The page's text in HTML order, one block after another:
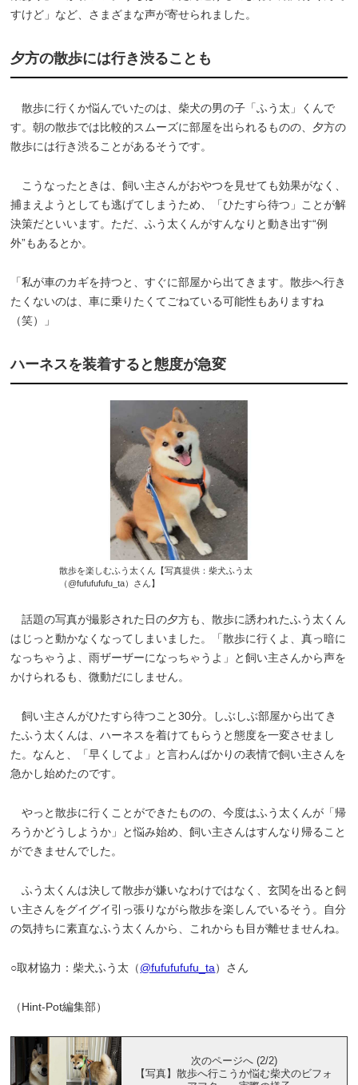
すけど」など、さまざまな声が寄せられました。
夕方の散歩には行き渋ることも
散歩に行くか悩んでいたのは、柴犬の男の子「ふう太」くんで
す。朝の散歩では比較的スムーズに部屋を出られるものの、夕方の
散歩には行き渋ることがあるそうです。
こうなったときは、飼い主さんがおやつを見せても効果がなく、
捕まえようとしても逃げてしまうため、「ひたすら待つ」ことが解
決策だといいます。ただ、ふう太くんがすんなりと動き出す“例
外”もあるとか。
「私が車のカギを持つと、すぐに部屋から出てきます。散歩へ行き
たくないのは、車に乗りたくてごねている可能性もありますね
（笑）」
ハーネスを装着すると態度が急変
散歩を楽しむふう太くん【写真提供：柴犬ふう太
（@fufufufufu_ta）さん】
話題の写真が撮影された日の夕方も、散歩に誘われたふう太くん
はじっと動かなくなってしまいました。「散歩に行くよ、真っ暗に
なっちゃうよ、雨ザーザーになっちゃうよ」と飼い主さんから声を
かけられるも、微動だにしません。
飼い主さんがひたすら待つこと30分。しぶしぶ部屋から出てき
たふう太くんは、ハーネスを着けてもらうと態度を一変させまし
た。なんと、「早くしてよ」と言わんばかりの表情で飼い主さんを
急かし始めたのです。
やっと散歩に行くことができたものの、今度はふう太くんが「帰
ろうかどうしようか」と悩み始め、飼い主さんはすんなり帰ること
ができませんでした。
ふう太くんは決して散歩が嫌いなわけではなく、玄関を出ると飼
い主さんをグイグイ引っ張りながら散歩を楽しんでいるそう。自分
の気持ちに素直なふう太くんから、これからも目が離せませんね。
○取材協力：柴犬ふう太（@fufufufufu_ta）さん
（Hint-Pot編集部）
次のページへ (2/2)
【写真】散歩へ行こうか悩む柴犬のビフォ